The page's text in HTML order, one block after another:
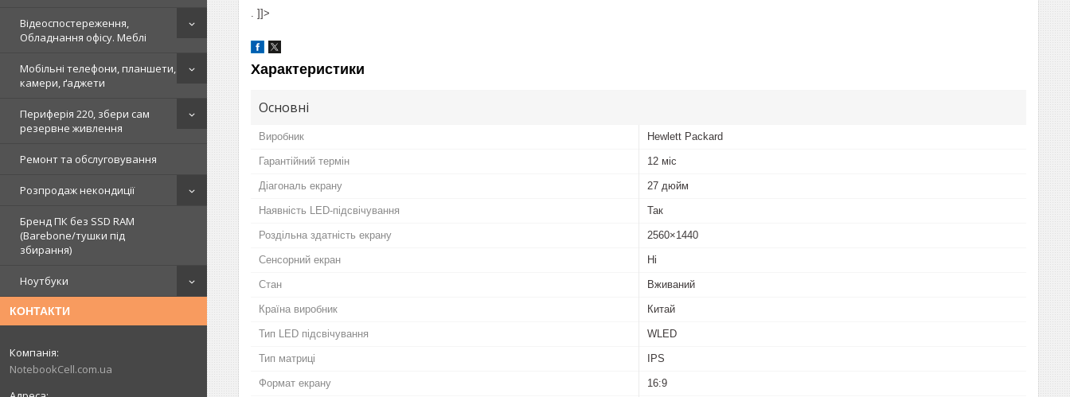
Відеоспостереження,
Обладнання офісу. Меблі
Мобільні телефони, планшети,
камери, ґаджети
Периферія 220, збери сам
резервне живлення
Ремонт та обслуговування
Розпродаж некондиції
Бренд ПК без SSD RAM
(Barebone/тушки під
збирання)
Ноутбуки
КОНТАКТИ
NotebookCell.com.ua
. ]]>
Характеристики
Основні
Виробник Hewlett Packard
Гарантійний термін 12 міс
Діагональ екрану 27 дюйм
Наявність LED-підсвічування Так
Роздільна здатність екрану 2560×1440
Сенсорний екран Ні
Стан Вживаний
Країна виробник Китай
Тип LED підсвічування WLED
Тип матриці IPS
Формат екрану 16:9